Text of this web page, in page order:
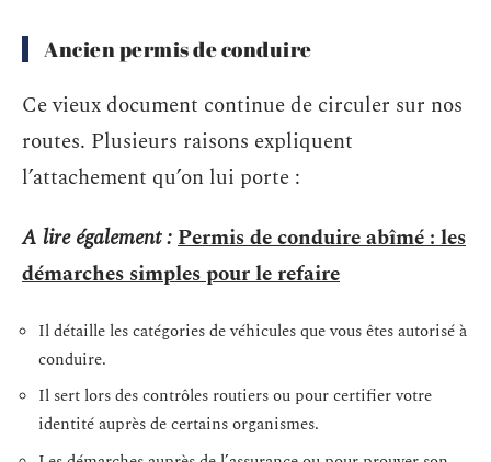
Ancien permis de conduire
Ce vieux document continue de circuler sur nos
routes. Plusieurs raisons expliquent
l’attachement qu’on lui porte :
A lire également :Permis de conduire abîmé : les
démarches simples pour le refaire
Il détaille les catégories de véhicules que vous êtes autorisé à
conduire.
Il sert lors des contrôles routiers ou pour certifier votre
identité auprès de certains organismes.